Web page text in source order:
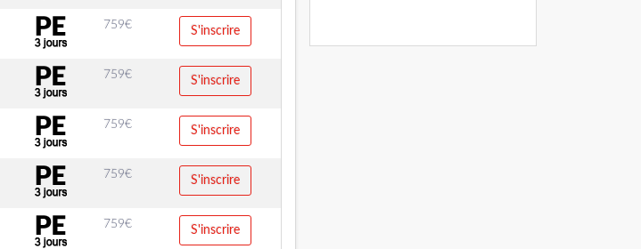
759€ S'inscrire
759€ S'inscrire
759€ S'inscrire
759€ S'inscrire
759€ S'inscrire